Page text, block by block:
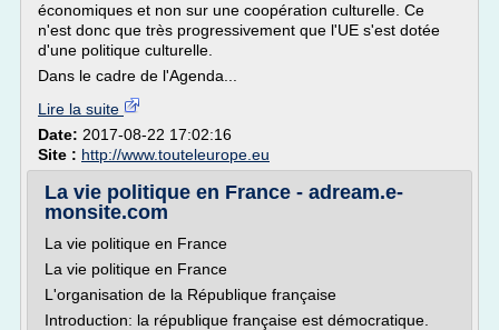
économiques et non sur une coopération culturelle. Ce
n'est donc que très progressivement que l'UE s'est dotée
d'une politique culturelle.
Dans le cadre de l'Agenda...
Lire la suite
Date: 2017-08-22 17:02:16
Site : http://www.touteleurope.eu
La vie politique en France - adream.e-
monsite.com
La vie politique en France
La vie politique en France
L'organisation de la République française
Introduction: la république française est démocratique.